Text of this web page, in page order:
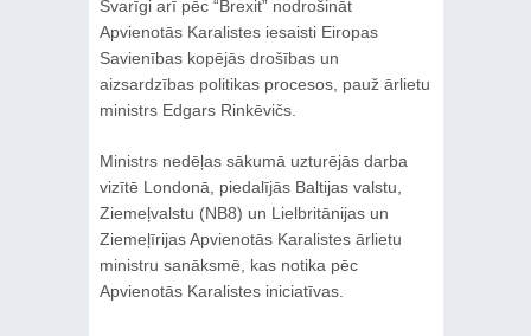
Svarīgi arī pēc “Brexit” nodrošināt
Apvienotās Karalistes iesaisti Eiropas
Savienības kopējās drošības un
aizsardzības politikas procesos, pauž ārlietu
ministrs Edgars Rinkēvičs.
Ministrs nedēļas sākumā uzturējās darba
vizītē Londonā, piedalījās Baltijas valstu,
Ziemeļvalstu (NB8) un Lielbritānijas un
Ziemeļīrijas Apvienotās Karalistes ārlietu
ministru sanāksmē, kas notika pēc
Apvienotās Karalistes iniciatīvas.